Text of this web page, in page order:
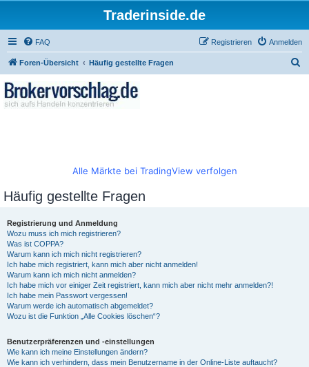
Traderinside.de
FAQ Anmelden
Registrieren
Foren-Übersicht Häufig gestellte Fragen
Alle Märkte bei TradingView verfolgen
Häufig gestellte Fragen
Registrierung und Anmeldung
Wozu muss ich mich registrieren?
Was ist COPPA?
Warum kann ich mich nicht registrieren?
Ich habe mich registriert, kann mich aber nicht anmelden!
Warum kann ich mich nicht anmelden?
Ich habe mich vor einiger Zeit registriert, kann mich aber nicht mehr anmelden?!
Ich habe mein Passwort vergessen!
Warum werde ich automatisch abgemeldet?
Wozu ist die Funktion „Alle Cookies löschen“?
Benutzerpräferenzen und -einstellungen
Wie kann ich meine Einstellungen ändern?
Wie kann ich verhindern, dass mein Benutzername in der Online-Liste auftaucht?